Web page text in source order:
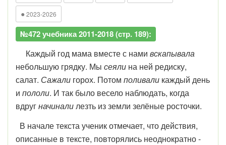
● 2023-2026
№472 учебника 2011-2018 (стр. 189):
Каждый год мама вместе с нами вскапывала
небольшую грядку. Мы сеяли на ней редиску,
салат. Сажали горох. Потом поливали каждый день
и пололи. И так было весело наблюдать, когда
вдругначинали лезть из земли зелёные росточки.
В начале текста ученик отмечает, что действия,
описанные в тексте, повторялись неоднократно -